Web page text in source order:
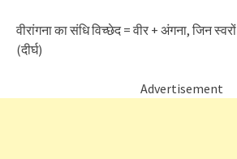
वीरांगना का संधि विच्छेद = वीर + अंगना, जिन
(दीर्घ)
Advertisement